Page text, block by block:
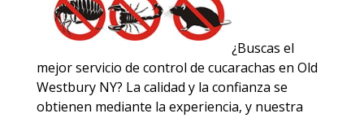
¿Buscas el
mejor servicio de control de cucarachas en Old
Westbury NY? La calidad y la confianza se
obtienen mediante la experiencia, y nuestra